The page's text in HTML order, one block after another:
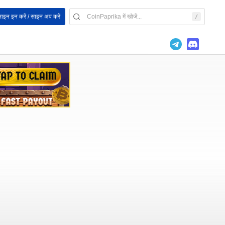
इन करें / साइन अप करें